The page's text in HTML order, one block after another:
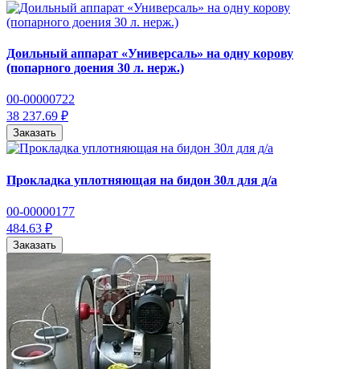
Доильный аппарат «Универсаль» на одну корову
(попарного доения 30 л. нерж.)
00-00000722
38 237.69 ₽
Заказать
Прокладка уплотняющая на бидон 30л для д/а
00-00000177
484.63 ₽
Заказать